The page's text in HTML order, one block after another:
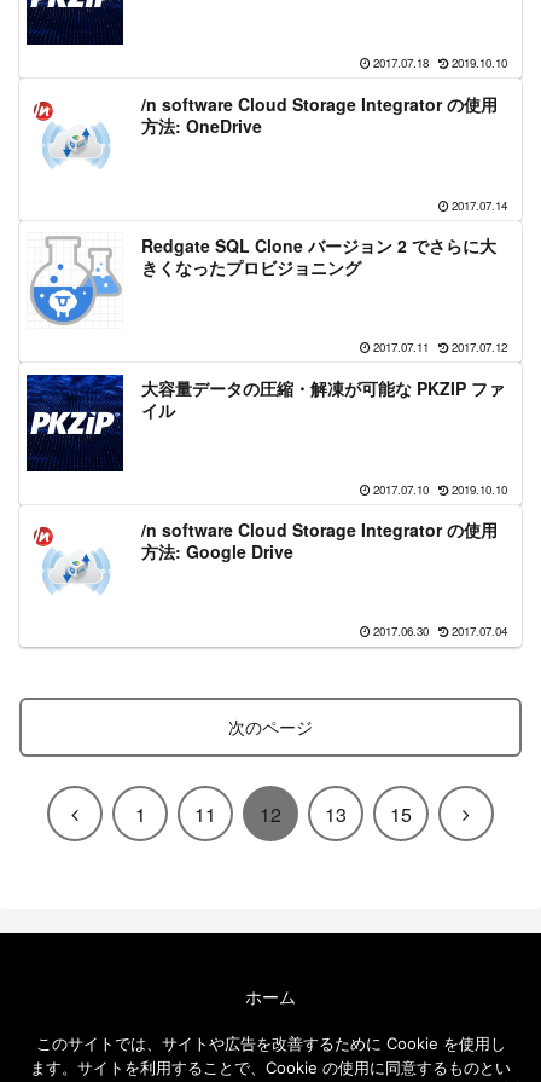
2017.07.18 2019.10.10
/n software Cloud Storage Integrator の使用
方法: OneDrive
2017.07.14
Redgate SQL Clone バージョン 2 でさらに大
きくなったプロビジョニング
2017.07.11 2017.07.12
大容量データの圧縮・解凍が可能な PKZIP ファ
イル
2017.07.10 2019.10.10
/n software Cloud Storage Integrator の使用
方法: Google Drive
2017.06.30 2017.07.04
次のページ
前
1 11 12 13 15
次
ホーム
免責事項
このサイトでは、サイトや広告を改善するために Cookie を使用し
ます。サイトを利用することで、Cookie の使用に同意するものとい